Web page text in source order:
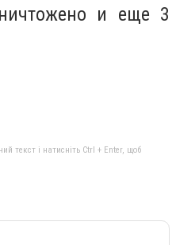
и еще 3
текст і натисніть Ctrl + Enter, щоб